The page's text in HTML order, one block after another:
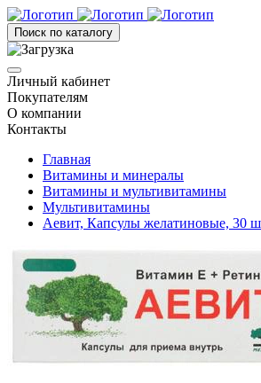
Поиск по каталогу
Личный кабинет
Покупателям
О компании
Контакты
Главная
Витамины и минералы
Витамины и мультивитамины
Мультивитамины
Аевит, Капсулы желатиновые, 30